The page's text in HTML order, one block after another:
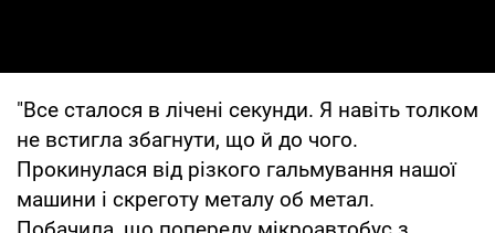
"Все сталося в лічені секунди. Я навіть толком
не встигла збагнути, що й до чого.
Прокинулася від різкого гальмування нашої
машини і скреготу металу об метал.